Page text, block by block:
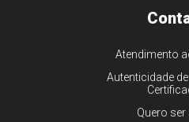
Atendimento
Autenticidade
Quero ser